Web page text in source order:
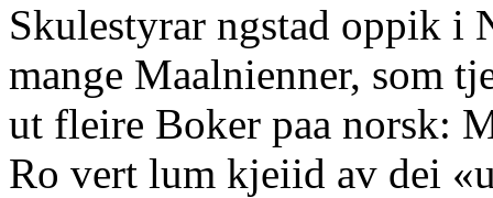
Skulestyrar ngstad oppik i
mange Maalnienner, som
ut fleire Boker paa norsk:
Ro vert lum kjeiid av dei